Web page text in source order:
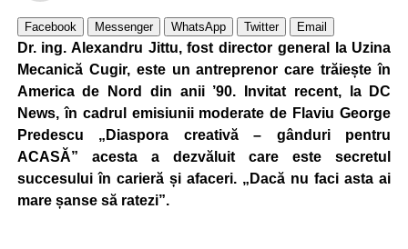
Facebook Messenger WhatsApp Twitter Email
Dr. ing. Alexandru Jittu, fost director general la Uzina
Mecanică Cugir, este un antreprenor care trăiește în
America de Nord din anii ’90. Invitat recent, la DC
News, în cadrul emisiunii moderate de Flaviu George
Predescu „Diaspora creativă – gânduri pentru
ACASĂ” acesta a dezvăluit care este secretul
succesului în carieră și afaceri. „Dacă nu faci asta ai
mare șanse să ratezi”.